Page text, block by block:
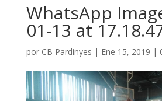
WhatsApp
01-13 at
por CB Pardinyes | Ene 15, 2019 |